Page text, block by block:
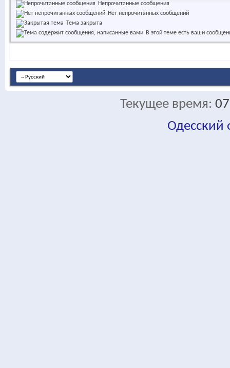
Непрочитанные сообщения
Нет непрочитанных сообщений
Тема закрыта
В этой теме есть ваши
Текущее время:
Одесский